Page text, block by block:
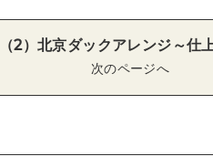
（2）北京ダックアレンジ～仕
次のページへ